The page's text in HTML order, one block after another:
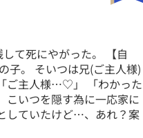
て死にやがった。 【自
子。 そいつは兄(ご主人様)
ご主人様…♡」 「わかった
いつを隠す為に一応家に
していたけど…、あれ？案